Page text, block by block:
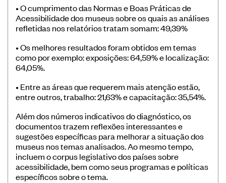
• O cumprimento das Normas e Boas Práticas de
Acessibilidade dos museus sobre os quais as análises
refletidas nos relatórios tratam somam: 49,39%
• Os melhores resultados foram obtidos em temas
como por exemplo: exposições: 64,59% e localização:
64,05%.
• Entre as áreas que requerem mais atenção estão,
entre outros, trabalho: 21,63% e capacitação: 35,54%.
Além dos números indicativos do diagnóstico, os
documentos trazem reflexões interessantes e
sugestões específicas para melhorar a situação dos
museus nos temas analisados. Ao mesmo tempo,
incluem o corpus legislativo dos países sobre
acessibilidade, bem como seus programas e políticas
específicos sobre o tema.